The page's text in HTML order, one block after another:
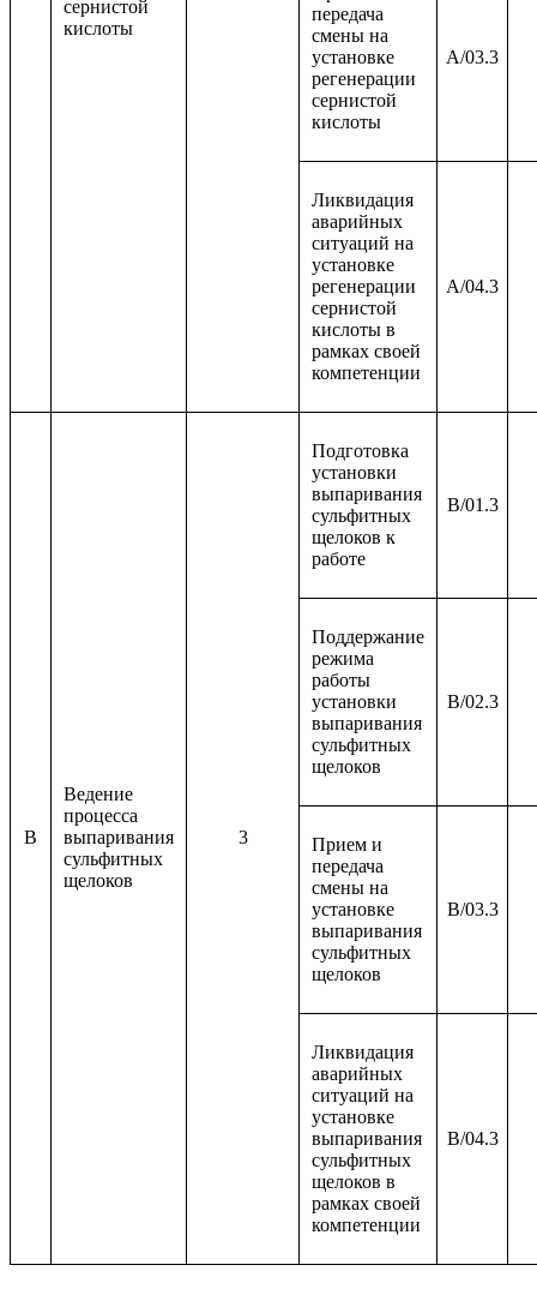
сернистой
кислоты
передача
смены на
установке
регенерации
сернистой
кислоты
A/03.3
Ликвидация
аварийных
ситуаций на
установке
регенерации
сернистой
кислоты в
рамках своей
компетенции
A/04.3
B
Ведение
процесса
выпаривания
сульфитных
щелоков
3
Подготовка
установки
выпаривания
сульфитных
щелоков к
работе
B/01.3
Поддержание
режима
работы
установки
выпаривания
сульфитных
щелоков
B/02.3
Прием и
передача
смены на
установке
выпаривания
сульфитных
щелоков
B/03.3
Ликвидация
аварийных
ситуаций на
установке
выпаривания
сульфитных
щелоков в
рамках своей
компетенции
B/04.3